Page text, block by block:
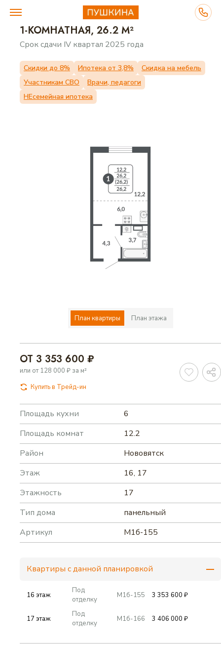
ВЫБЕРИТЕ ДОМ
ПЛАНИРОВКИ
ВЫБРАТЬ КВАРТИРУ
1-КОМНАТНАЯ, 26.2 М²
Срок сдачи IV квартал 2025 года
Скидки до 8% Ипотека от 3,8%
Скидка на мебель
Участникам СВО
Врачи, педагоги
НЕсемейная ипотека
ОТ 3 353 600 ₽
или от 128 000 ₽ за м²
Купить в Трейд-ин
Площадь кухни
6
Площадь комнат
12.2
Район
Нововятск
Этаж
16, 17
Этажность
17
Тип дома
панельный
Артикул
М1б-155
Квартиры с данной планировкой
16 этаж
Под
отделку
М1б-155 3 353 600 ₽
17 этаж
Под
отделку
М1б-166 3 406 000 ₽
План квартиры План этажа